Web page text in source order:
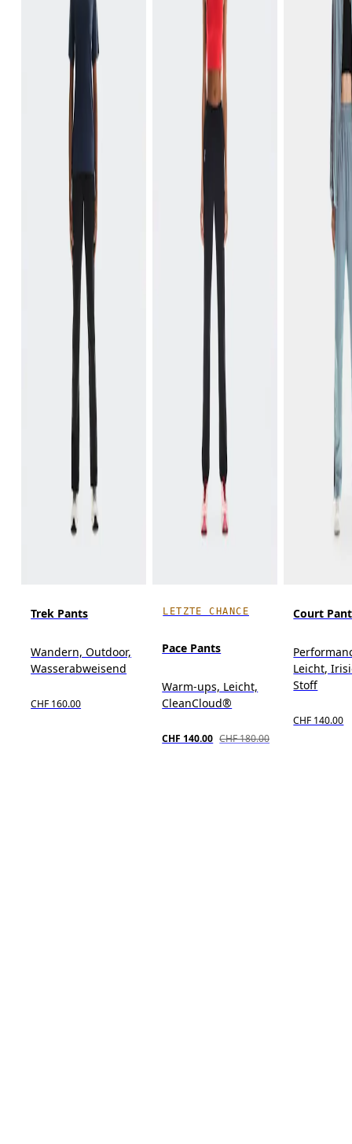
Trek Pants
Wandern, Outdoor,
Wasserabweisend
CHF 160.00
LETZTE CHANCE
Pace Pants
Warm-ups, Leicht,
CleanCloud®
CHF 140.00 CHF 180.00
Court
Leicht,
Stoff
CHF 140.00